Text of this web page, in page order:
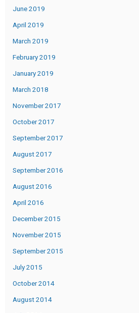
June 2019
April 2019
March 2019
February 2019
January 2019
March 2018
November 2017
October 2017
September 2017
August 2017
September 2016
August 2016
April 2016
December 2015
November 2015
September 2015
July 2015
October 2014
August 2014